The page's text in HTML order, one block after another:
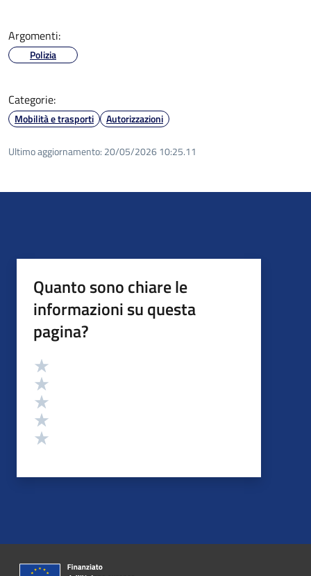
Argomenti:
Polizia
Categorie:
Mobilità e trasporti Autorizzazioni
Ultimo aggiornamento: 20/05/2026 10:25.11
Quanto sono chiare le
informazioni su questa
pagina?
Valutazione